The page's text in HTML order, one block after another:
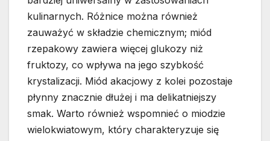
kulinarnych. Różnice można również
zauważyć w składzie chemicznym; miód
rzepakowy zawiera więcej glukozy niż
fruktozy, co wpływa na jego szybkość
krystalizacji. Miód akacjowy z kolei pozostaje
płynny znacznie dłużej i ma delikatniejszy
smak. Warto również wspomnieć o miodzie
wielokwiatowym, który charakteryzuje się